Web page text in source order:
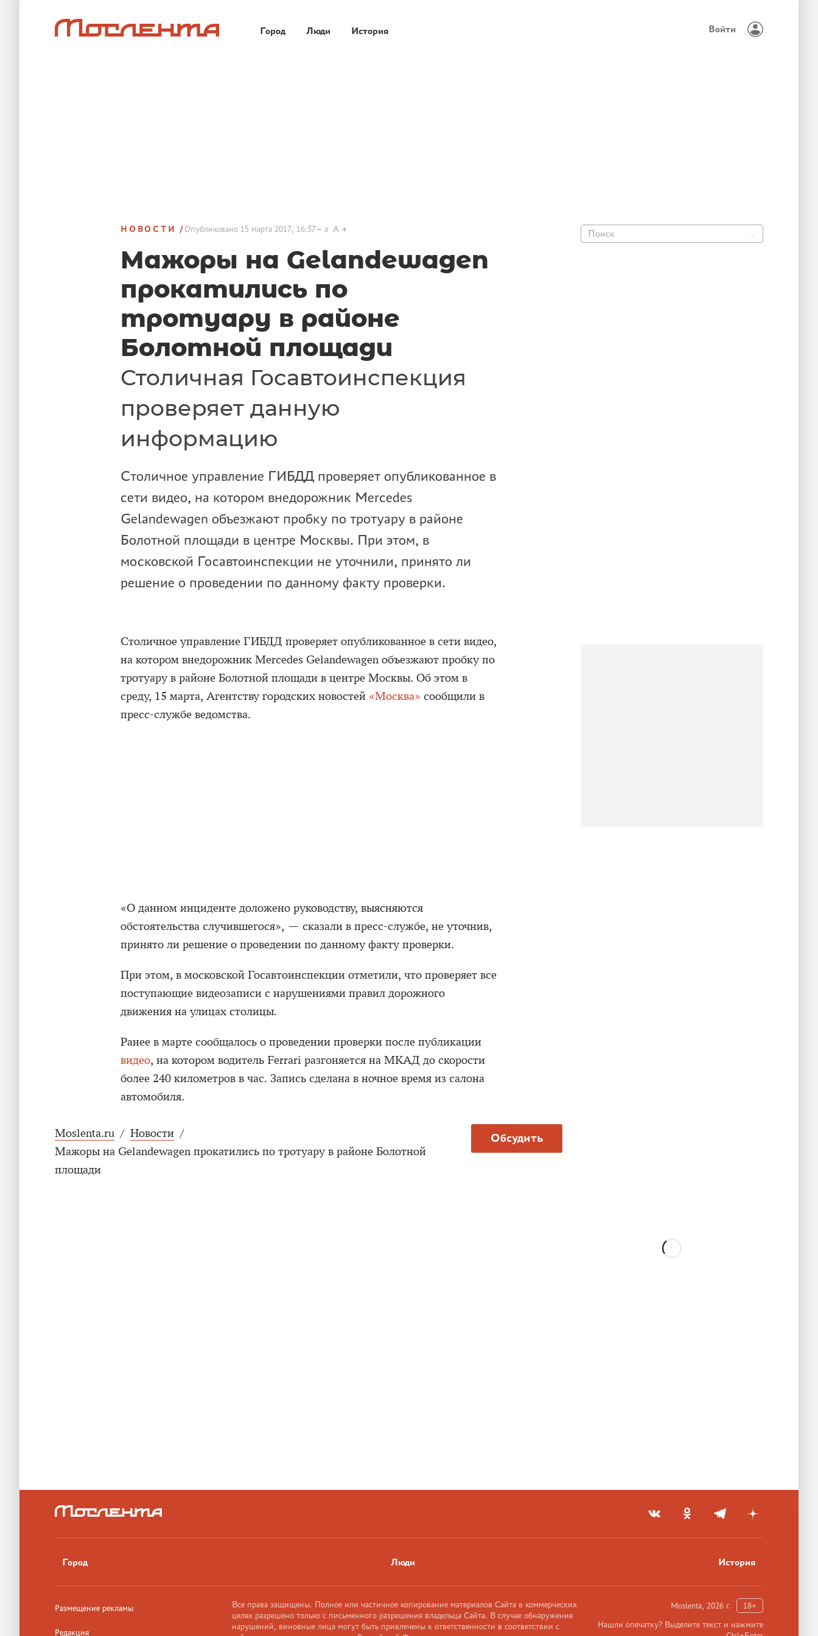
Город Люди История Войти
НОВОСТИ Опубликовано15 марта 2017, 16:37 a A
Мажоры на Gelandewagen
прокатились по
тротуару в районе
Болотной площади
Столичная Госавтоинспекция
проверяет данную
информацию
Столичное управление ГИБДД проверяет опубликованное в
сети видео, на котором внедорожник Mercedes
Gelandewagen объезжают пробку по тротуару в районе
Болотной площади в центре Москвы. При этом, в
московской Госавтоинспекции не уточнили, принято ли
решение о проведении по данному факту проверки.
Столичное управление ГИБДД проверяет опубликованное в сети видео,
на котором внедорожник Mercedes Gelandewagen объезжают пробку по
тротуару в районе Болотной площади в центре Москвы. Об этом в
среду, 15 марта, Агентству городских новостей «Москва» сообщили в
пресс-службе ведомства.
«О данном инциденте доложено руководству, выясняются
обстоятельства случившегося», — сказали в пресс-службе, не уточнив,
принято ли решение о проведении по данному факту проверки.
При этом, в московской Госавтоинспекции отметили, что проверяет все
поступающие видеозаписи с нарушениями правил дорожного
движения на улицах столицы.
Ранее в марте сообщалось о проведении проверки после публикации
видео, на котором водитель Ferrari разгоняется на МКАД до скорости
более 240 километров в час. Запись сделана в ночное время из салона
автомобиля.
Обсудить
Moslenta.ru / Новости /
Мажоры на Gelandewagen прокатились по тротуару в районе Болотной
площади
Город Люди История
Размещение рекламы
Редакция
Moslenta, 2026 г.
18+
Нашли опечатку? Выделите текст и нажмите
Все права защищены. Полное или частичное копирование материалов Сайта в коммерческих
целях разрешено только с письменного разрешения владельца Сайта. В случае обнаружения
нарушений, виновные лица могут быть привлечены к ответственности в соответствии с